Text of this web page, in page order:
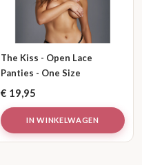
The Kiss - Open Lace
Panties - One Size
€ 19,95
IN WINKELWAGEN